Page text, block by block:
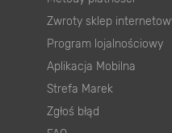
Zwroty sklep
Program lojalnościowy
Aplikacja Mobilna
Strefa Marek
Zgłoś błąd